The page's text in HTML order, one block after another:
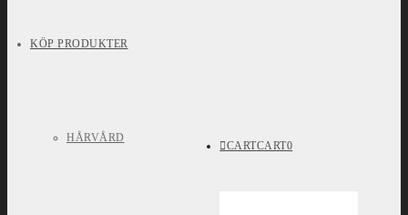
KÖP PRODUKTER
HÅRVÅRD
CARTCART0